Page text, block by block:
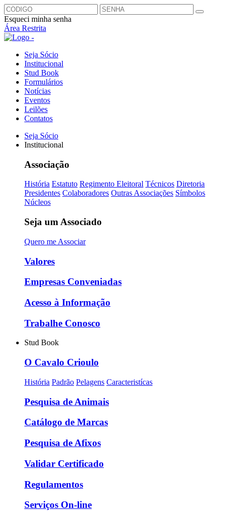
Esqueci minha senha
Área Restrita
Seja Sócio
Institucional
Stud Book
Formulários
Notícias
Eventos
Leilões
Contatos
Seja Sócio
Institucional
Associação
História Estatuto Regimento Eleitoral Técnicos Diretoria
Presidentes Colaboradores Outras Associações Símbolos
Núcleos
Seja um Associado
Quero me Associar
Valores
Empresas Conveniadas
Acesso à Informação
Trabalhe Conosco
Stud Book
O Cavalo Crioulo
História Padrão Pelagens Caracteristícas
Pesquisa de Animais
Catálogo de Marcas
Pesquisa de Afixos
Validar Certificado
Regulamentos
Serviços On-line